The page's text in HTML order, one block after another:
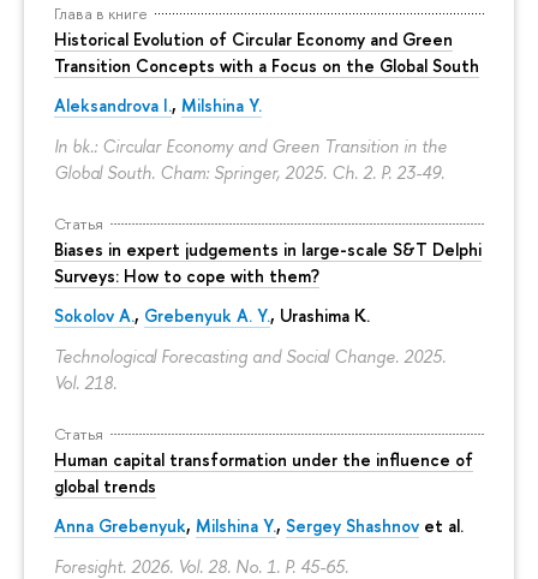
Глава в книге
Historical Evolution of Circular Economy and Green
Transition Concepts with a Focus on the Global South
Aleksandrova I., Milshina Y.
In bk.: Circular Economy and Green Transition in the
Global South. Cham: Springer, 2025. Ch. 2. P. 23-49.
Статья
Biases in expert judgements in large-scale S&T Delphi
Surveys: How to cope with them?
Sokolov A., Grebenyuk A. Y., Urashima K.
Technological Forecasting and Social Change. 2025.
Vol. 218.
Статья
Human capital transformation under the influence of
global trends
Anna Grebenyuk, Milshina Y., Sergey Shashnov et al.
Foresight. 2026. Vol. 28. No. 1. P. 45-65.